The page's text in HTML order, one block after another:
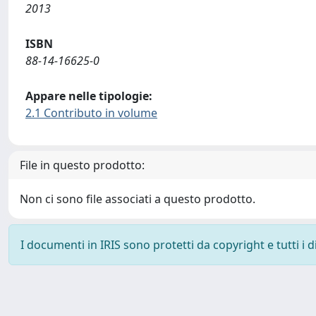
2013
ISBN
88-14-16625-0
Appare nelle tipologie:
2.1 Contributo in volume
File in questo prodotto:
Non ci sono file associati a questo prodotto.
I documenti in IRIS sono protetti da copyright e tutti i